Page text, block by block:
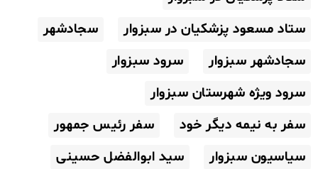
ستاد مسعود پزشکیان در سبزوار
سجادشهر
سجادشهر سبزوار
سرود سبزوار
سرود ویژه شهرستان سبزوار
سفر به نیمه دیگر خود
سفر رئیس جمهور
سیاسیون سبزوار
سید ابوالفضل حسینی